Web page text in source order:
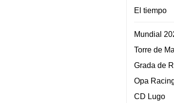
El tiempo
Mundial
Torre de
Grada de
Opa
CD Lugo